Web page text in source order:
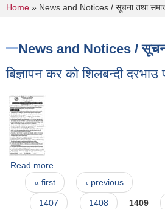
You are here
Home » News and Notices / सूचना तथा
News and Notices /
बिज्ञापन कर को शिलबन्दी
Read more
Pages
« first ‹ previous …
1407 1408 1409